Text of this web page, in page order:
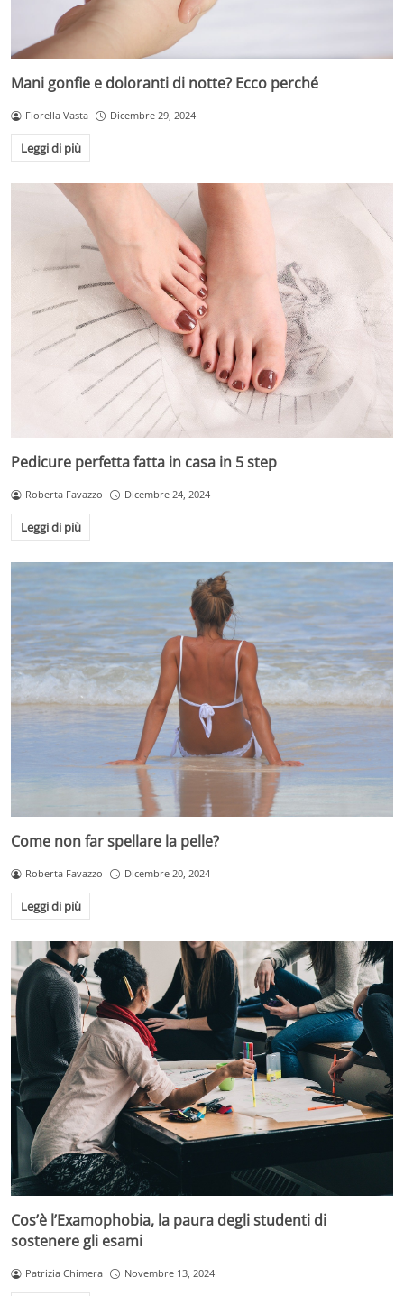
Mani gonfie e doloranti di notte? Ecco perché
Fiorella Vasta Dicembre 29, 2024
Leggi di più
Pedicure perfetta fatta in casa in 5 step
Roberta Favazzo Dicembre 24, 2024
Leggi di più
Come non far spellare la pelle?
Roberta Favazzo Dicembre 20, 2024
Leggi di più
Cos’è l’Examophobia, la paura degli studenti di
sostenere gli esami
Patrizia Chimera Novembre 13, 2024